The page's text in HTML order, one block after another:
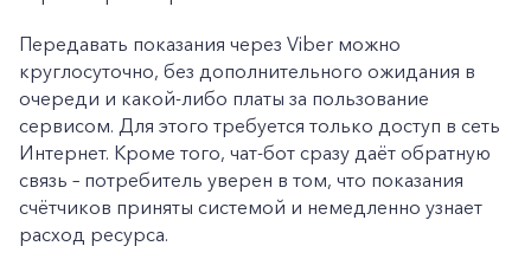
Передавать показания через Viber можно
круглосуточно, без дополнительного ожидания в
очереди и какой-либо платы за пользование
сервисом. Для этого требуется только доступ в сеть
Интернет. Кроме того, чат-бот сразу даёт обратную
связь – потребитель уверен в том, что показания
счётчиков приняты системой и немедленно узнает
расход ресурса.